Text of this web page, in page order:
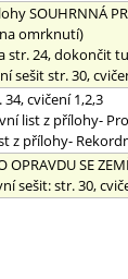
SOUHRNNÁ
tuto
str. 30,
cvičení 1,2,3
přílohy-
Rekordmani
OPRAVDU SE
str. 30, cvičení